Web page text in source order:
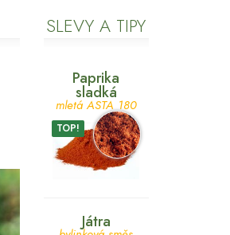
SLEVY A TIPY
Paprika
sladká
mletá ASTA 180
TOP!
Játra